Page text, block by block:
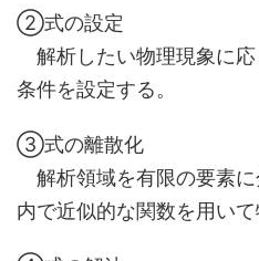
②式の設定
解析したい物理現象に
条件を設定する。
③式の離散化
解析領域を有限の要素
内で近似的な関数を用いて